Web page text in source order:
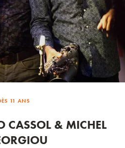
11 ANS
CASSOL & MICHEL